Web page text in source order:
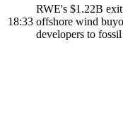
18:33
RWE's $1.22B
offshore wind
developers to